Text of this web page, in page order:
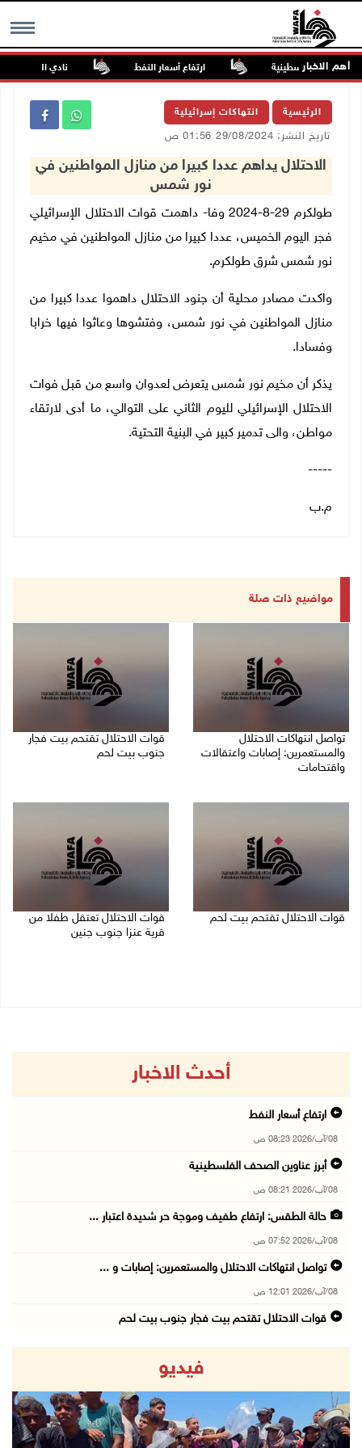
MENU أهم الاخبار
الصحف الفلسطينية ارتفاع أسعار النفط نادي الأسير:
الرئيسية انتهاكات إسرائيلية
تاريخ النشر: 29/08/2024 01:56 ص
الاحتلال يداهم عددا كبيرا من منازل المواطنين في
نور شمس
طولكرم 29-8-2024 وفا- داهمت قوات الاحتلال الإسرائيلي
فجر اليوم الخميس، عددا كبيرا من منازل المواطنين في مخيم
نور شمس شرق طولكرم.
واكدت مصادر محلية أن جنود الاحتلال داهموا عددا كبيرا من
منازل المواطنين في نور شمس، وفتشوها وعاثوا فيها خرابا
وفسادا.
يذكر أن مخيم نور شمس يتعرض لعدوان واسع من قبل فوات
الاحتلال الإسرائيلي لليوم الثاني على التوالي، ما أدى لارتقاء
مواطن، والى تدمير كبير في البنية التحتية.
-----
م.ب
مواضيع ذات صلة
تواصل انتهاكات الاحتلال
والمستعمرين: إصابات واعتقالات
واقتحامات
قوات الاحتلال تقتحم بيت فجار
جنوب بيت لحم
قوات الاحتلال تقتحم بيت لحم
قوات الاحتلال تعتقل طفلا من
قرية عنزا جنوب جنين
أحدث الاخبار
ارتفاع أسعار النفط
08/آب/2026 08:23 ص
أبرز عناوين الصحف الفلسطينية
08/آب/2026 08:21 ص
حالة الطقس: ارتفاع طفيف وموجة حر شديدة اعتبار ...
08/آب/2026 07:52 ص
تواصل انتهاكات الاحتلال والمستعمرين: إصابات و ...
08/آب/2026 12:01 ص
قوات الاحتلال تقتحم بيت فجار جنوب بيت لحم
أسعار الغذاء العالمية عند أعلى مستوى منذ 3 سن ...
07/آب/2026 11:11 م
قوات الاحتلال تقتحم بيت لحم
07/آب/2026 10:40 م
فيديو